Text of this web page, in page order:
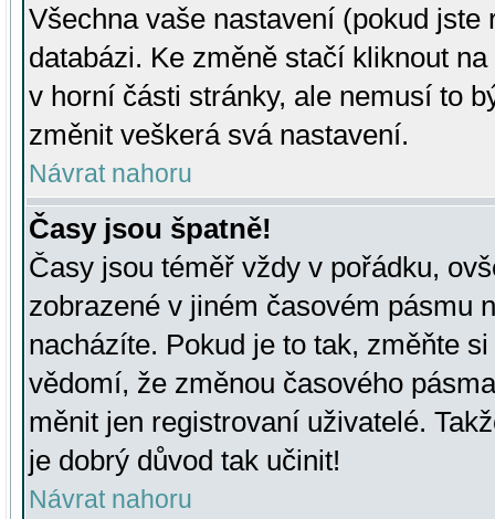
Všechna vaše nastavení (pokud
databázi. Ke změně stačí kliknout
v horní části stránky, ale nemusí to
změnit veškerá svá nastavení.
Návrat nahoru
Časy jsou špatně!
Časy jsou téměř vždy v pořádku,
zobrazené v jiném časovém pásmu
nacházíte. Pokud je to tak, změňte
vědomí, že změnou časového
měnit jen registrovaní uživatelé.
je dobrý důvod tak učinit!
Návrat nahoru